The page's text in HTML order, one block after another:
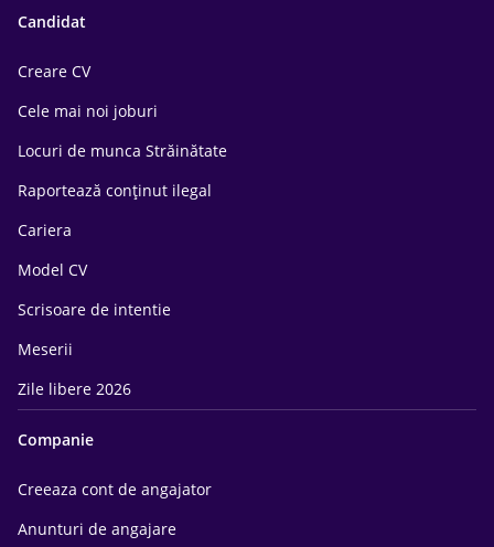
Candidat
Creare CV
Cele mai noi joburi
Locuri de munca Străinătate
Raportează conținut ilegal
Cariera
Model CV
Scrisoare de intentie
Meserii
Zile libere 2026
Companie
Creeaza cont de angajator
Anunturi de angajare